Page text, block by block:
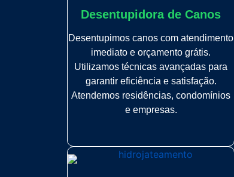
Desentupidora de Canos
Desentupimos canos com atendimento
imediato e orçamento grátis.
Utilizamos técnicas avançadas para
garantir eficiência e satisfação.
Atendemos residências, condomínios
e empresas.